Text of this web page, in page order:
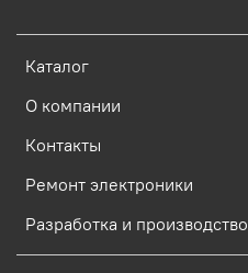
Каталог
О компании
Контакты
Ремонт электроники
Разработка и производство